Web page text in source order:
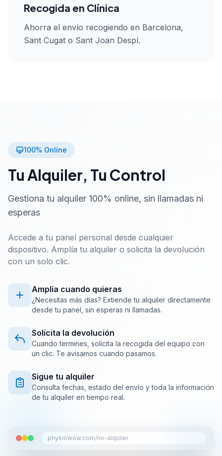
Recogida en Clínica
Ahorra el envío recogiendo en Barcelona,
Sant Cugat o Sant Joan Despí.
100% Online
Tu Alquiler, Tu Control
Gestiona tu alquiler 100% online, sin llamadas ni
esperas
Accede a tu panel personal desde cualquier
dispositivo. Amplía tu alquiler o solicita la devolución
con un solo clic.
Amplía cuando quieras
¿Necesitas más días? Extiende tu alquiler directamente
desde tu panel, sin esperas ni llamadas.
Solicita la devolución
Cuando termines, solicita la recogida del equipo con
un clic. Te avisamos cuando pasamos.
Sigue tu alquiler
Consulta fechas, estado del envío y toda la información
de tu alquiler en tiempo real.
physiowow.com/mi-alquiler